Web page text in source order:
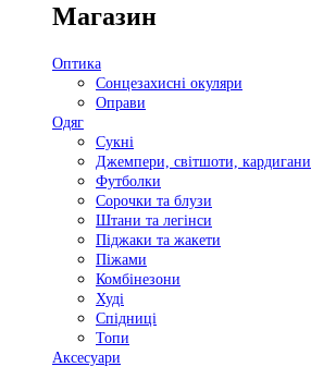
Магазин
Оптика
Сонцезахисні окуляри
Оправи
Одяг
Сукні
Джемпери, світшоти, кардигани
Футболки
Сорочки та блузи
Штани та легінси
Піджаки та жакети
Піжами
Комбінезони
Худі
Спідниці
Топи
Аксесуари